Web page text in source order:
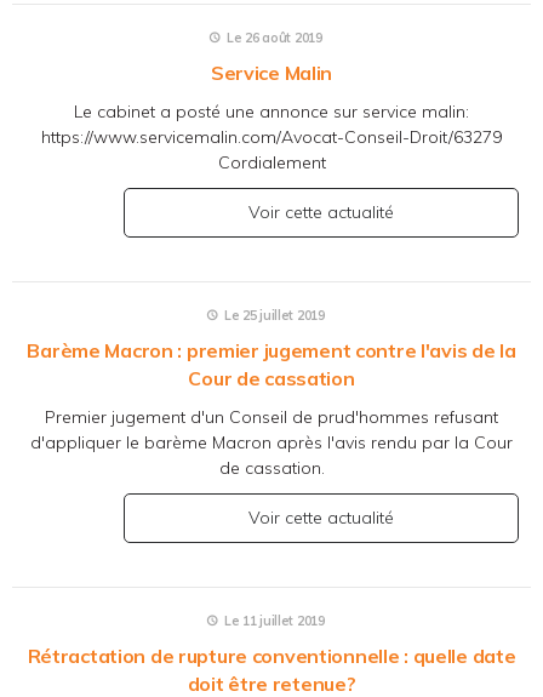
Le 26 août 2019
Service Malin
Le cabinet a posté une annonce sur service malin:
https://www.servicemalin.com/Avocat-Conseil-Droit/63279
Cordialement
Voir cette actualité
Le 25 juillet 2019
Barème Macron : premier jugement contre l'avis de la
Cour de cassation
Premier jugement d'un Conseil de prud'hommes refusant
d'appliquer le barème Macron après l'avis rendu par la Cour
de cassation.
Voir cette actualité
Le 11 juillet 2019
Rétractation de rupture conventionnelle : quelle date
doit être retenue?